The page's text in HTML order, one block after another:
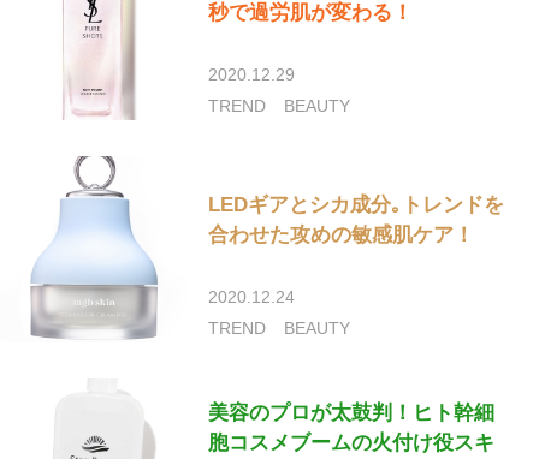
秒で過労肌が変わる！
2020.12.29
TREND
BEAUTY
LEDギアとシカ成分｡トレンドを
合わせた攻めの敏感肌ケア！
2020.12.24
TREND
BEAUTY
美容のプロが太鼓判！ヒト幹細
胞コスメブームの火付け役スキ